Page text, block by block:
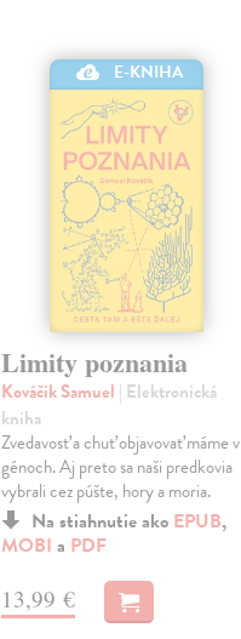
E-KNIHA
Limity poznania
Kováčik Samuel | Elektronická
kniha
Zvedavosť a chuť objavovať máme v
génoch. Aj preto sa naši predkovia
vybrali cez púšte, hory a moria.
Na stiahnutie ako EPUB,
MOBI a PDF
13,99 €